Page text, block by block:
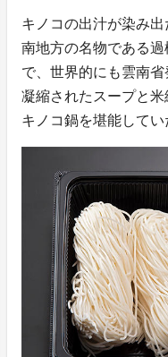
キノコの出汁が染み
南地方の名物である
で、世界的にも雲南
凝縮されたスープと米
キノコ鍋を堪能してい